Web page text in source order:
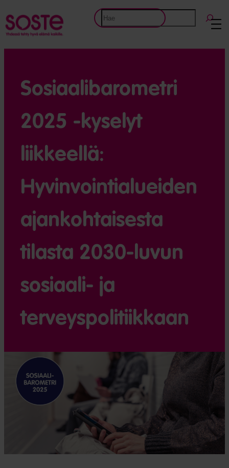
Etsi
Sosiaalibarometri
2025 -kyselyt
liikkeellä:
Hyvinvointialueiden
ajankohtaisesta
tilasta 2030-luvun
sosiaali- ja
terveyspolitiikkaan